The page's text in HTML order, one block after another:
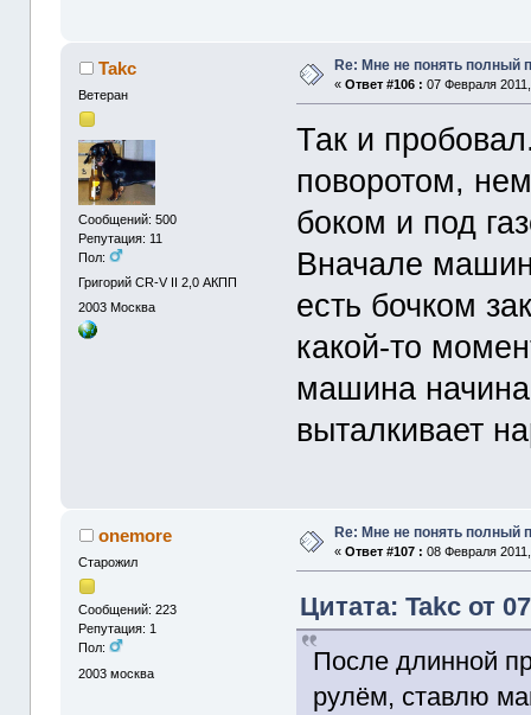
Takc
Ветеран
Сообщений: 500
Репутация: 11
Пол:
Григорий CR-V II 2,0 АКПП
2003 Москва
Re: Мне не понять полный
«Ответ #106 : 07 Февраля
Так и
поворотом,
боком и под
Вначале
есть бочком
какой-то
машина
выталкивает
onemore
Старожил
Сообщений: 223
Репутация: 1
Пол:
2003 москва
Re: Мне не понять полный
«Ответ #107 : 08 Февраля
Цитата: Takc от
После длинной
рулём, ставлю